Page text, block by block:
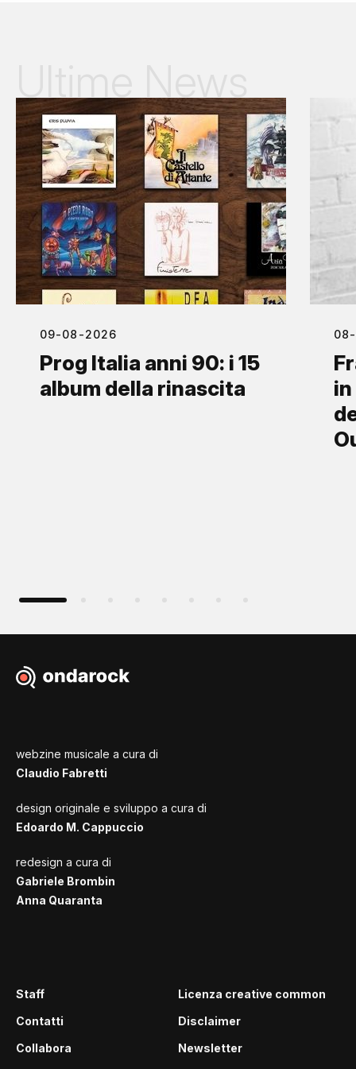
09-08-2026
Prog Italia anni 90: i 15
album della rinascita
webzine musicale a cura di
Claudio Fabretti
design originale e sviluppo a cura di
Edoardo M. Cappuccio
redesign a cura di
Gabriele Brombin
Anna Quaranta
Staff
Contatti
Collabora
Licenza creative common
Disclaimer
Newsletter